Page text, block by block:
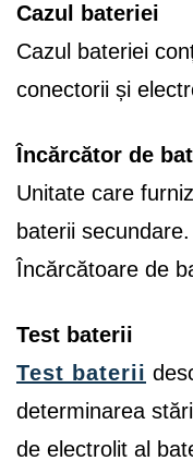
Cazul bateriei
Cazul bateriei
conectorii și
Încărcător de
Unitate care
baterii
Încărcătoare de
Test baterii
Test baterii
determinarea
de electrolit al